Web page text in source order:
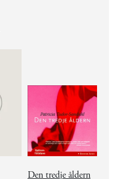
Den tredje åldern